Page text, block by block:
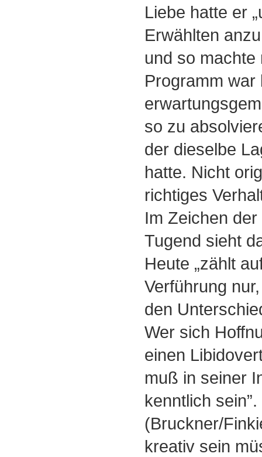
Liebe hatte er
Erwählten
und so
Programm war
so zu
der dieselbe
hatte. Nicht
richtiges
Im Zeichen
Tugend sieht
Heute „zählt
Verführung
den
Wer sich
einen
muß in seiner
kenntlich sein”.
(Bruckner/
kreativ sein